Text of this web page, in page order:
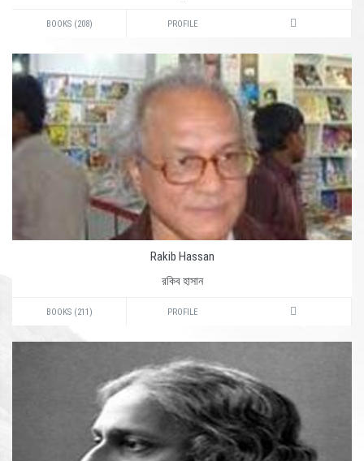
BOOKS (208) PROFILE
Rakib Hassan
রকিব হাসান
BOOKS (211) PROFILE